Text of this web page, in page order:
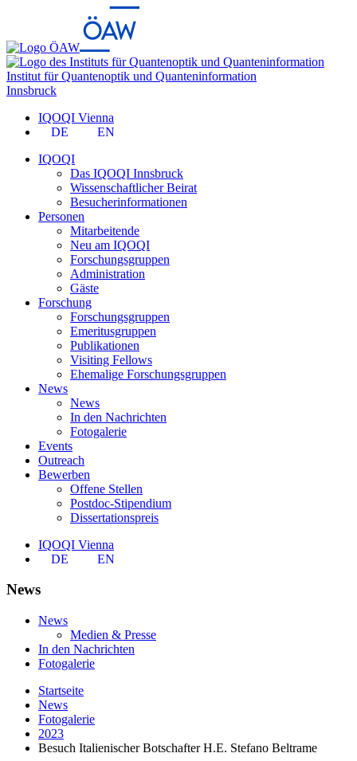
Institut für Quantenoptik und Quanteninformation
Innsbruck
IQOQI Vienna
DE
EN
IQOQI
Das IQOQI Innsbruck
Wissenschaftlicher Beirat
Besucherinformationen
Personen
Mitarbeitende
Neu am IQOQI
Forschungsgruppen
Administration
Gäste
Forschung
Forschungsgruppen
Emeritusgruppen
Publikationen
Visiting Fellows
Ehemalige Forschungsgruppen
News
News
In den Nachrichten
Fotogalerie
Events
Outreach
Bewerben
Offene Stellen
Postdoc-Stipendium
Dissertationspreis
IQOQI Vienna
DE
EN
News
News
Medien & Presse
In den Nachrichten
Fotogalerie
Startseite
News
Fotogalerie
2023
Besuch Italienischer Botschafter H.E. Stefano Beltrame